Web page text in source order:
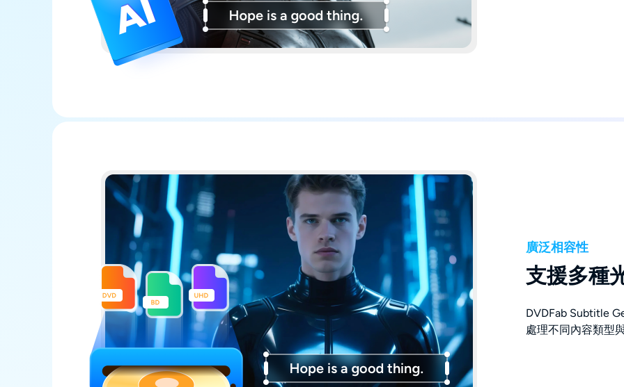
廣泛相容性
支援多種
DVDFab Subtitle
處理不同內容類型